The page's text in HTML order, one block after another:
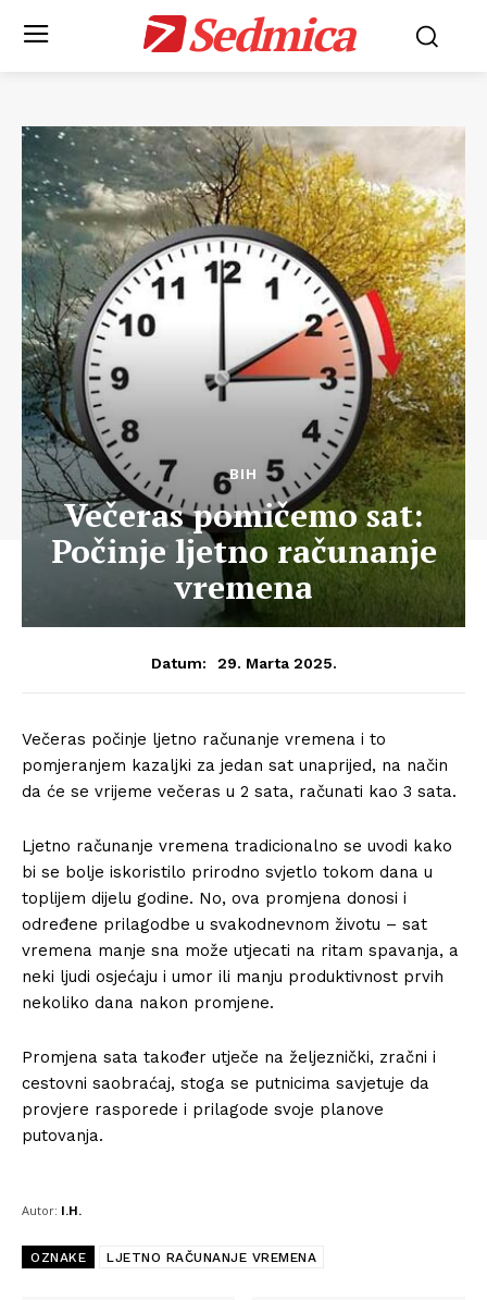
Sedmica
BIH
Večeras pomičemo sat:
Počinje ljetno računanje
vremena
Datum: 29. Marta 2025.
Večeras počinje ljetno računanje vremena i to
pomjeranjem kazaljki za jedan sat unaprijed, na način
da će se vrijeme večeras u 2 sata, računati kao 3 sata.
Ljetno računanje vremena tradicionalno se uvodi kako
bi se bolje iskoristilo prirodno svjetlo tokom dana u
toplijem dijelu godine. No, ova promjena donosi i
određene prilagodbe u svakodnevnom životu – sat
vremena manje sna može utjecati na ritam spavanja, a
neki ljudi osjećaju i umor ili manju produktivnost prvih
nekoliko dana nakon promjene.
Promjena sata također utječe na željeznički, zračni i
cestovni saobraćaj, stoga se putnicima savjetuje da
provjere rasporede i prilagode svoje planove
putovanja.
Autor: I.H.
OZNAKE LJETNO RAČUNANJE VREMENA